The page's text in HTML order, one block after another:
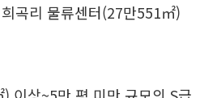
곡리 물류센터(27만551㎡)